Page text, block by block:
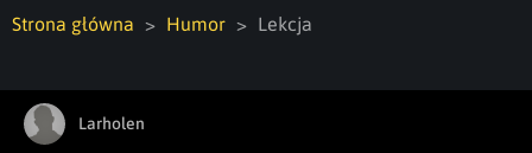
Strona główna Humor Lekcja
Larholen